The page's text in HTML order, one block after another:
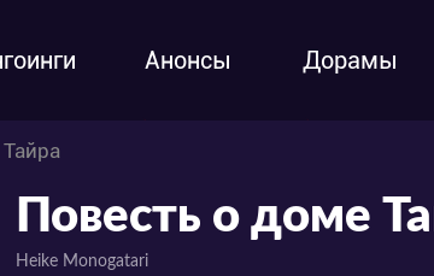
Анонсы Дорамы
Повесть о доме
Heike Monogatari